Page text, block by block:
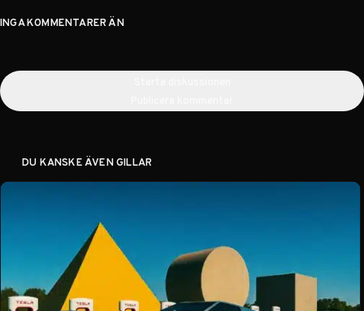
INGA KOMMENTARER ÄN
DU KANSKE ÄVEN GILLAR